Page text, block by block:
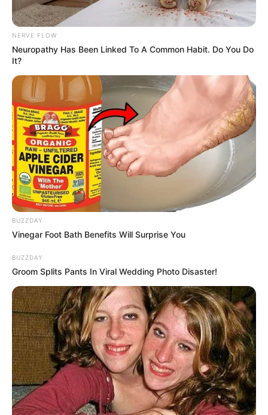
LIHAT ARTIKEL LAINNYA
NERVE FLOW
Neuropathy Has Been Linked To A Common Habit. Do You Do
It?
BUZZDAY
Vinegar Foot Bath Benefits Will Surprise You
BUZZDAY
Groom Splits Pants In Viral Wedding Photo Disaster!